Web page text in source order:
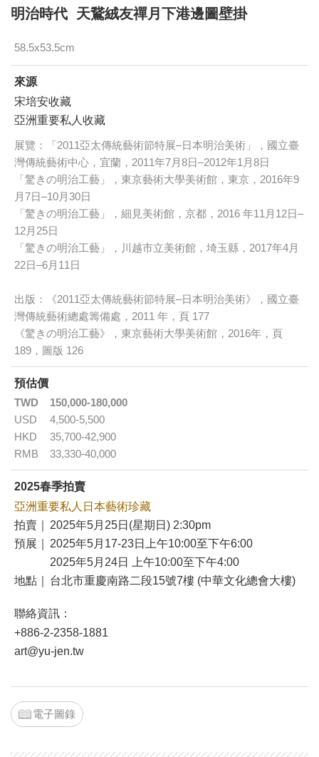
明治時代 天鵞絨友禪月下港邊圖壁掛
58.5x53.5cm
來源
宋培安收藏
亞洲重要私人收藏
展覽：「2011亞太傳統藝術節特展–日本明治美術」，國立臺
灣傳統藝術中心，宜蘭，2011年7月8日–2012年1月8日
「驚きの明治工藝」，東京藝術大學美術館，東京，2016年9
月7日–10月30日
「驚きの明治工藝」，細見美術館，京都，2016 年11月12日–
12月25日
「驚きの明治工藝」，川越市立美術館，埼玉縣，2017年4月
22日–6月11日
出版：《2011亞太傳統藝術節特展–日本明治美術》，國立臺
灣傳統藝術總處籌備處，2011 年，頁 177
《驚きの明治工藝》，東京藝術大學美術館，2016年，頁
189，圖版 126
預估價
TWD
150,000-180,000
USD
4,500-5,500
HKD
35,700-42,900
RMB
33,330-40,000
2025春季拍賣
亞洲重要私人日本藝術珍藏
拍賣｜
2025年5月25日(星期日) 2:30pm
預展｜
2025年5月17-23日上午10:00至下午6:00
2025年5月24日 上午10:00至下午4:00
地點｜
台北市重慶南路二段15號7樓 (中華文化總會大樓)
聯絡資訊：
+886-2-2358-1881
art@yu-jen.tw
電子圖錄